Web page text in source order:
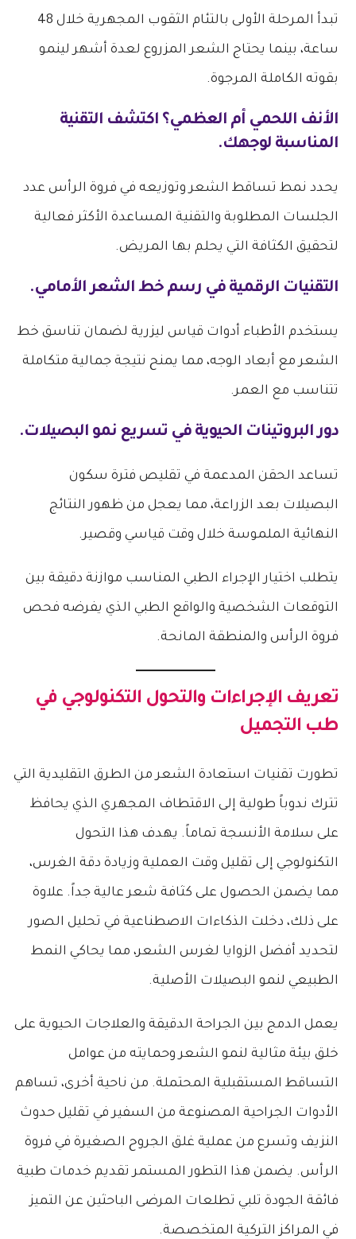
تبدأ المرحلة الأولى بالتئام الثقوب المجهرية خلال 48
ساعة، بينما يحتاج الشعر المزروع لعدة أشهر لينمو
بقوته الكاملة المرجوة.
الأنف اللحمي أم العظمي؟ اكتشف التقنية
المناسبة لوجهك.
يحدد نمط تساقط الشعر وتوزيعه في فروة الرأس عدد
الجلسات المطلوبة والتقنية المساعدة الأكثر فعالية
لتحقيق الكثافة التي يحلم بها المريض.
التقنيات الرقمية في رسم خط الشعر الأمامي.
يستخدم الأطباء أدوات قياس ليزرية لضمان تناسق خط
الشعر مع أبعاد الوجه، مما يمنح نتيجة جمالية متكاملة
تتناسب مع العمر.
دور البروتينات الحيوية في تسريع نمو البصيلات.
تساعد الحقن المدعمة في تقليص فترة سكون
البصيلات بعد الزراعة، مما يعجل من ظهور النتائج
النهائية الملموسة خلال وقت قياسي وقصير.
يتطلب اختيار الإجراء الطبي المناسب موازنة دقيقة بين
التوقعات الشخصية والواقع الطبي الذي يفرضه فحص
فروة الرأس والمنطقة المانحة.
تعريف الإجراءات والتحول التكنولوجي في
طب التجميل
تطورت تقنيات استعادة الشعر من الطرق التقليدية التي
تترك ندوباً طولية إلى الاقتطاف المجهري الذي يحافظ
على سلامة الأنسجة تماماً. يهدف هذا التحول
التكنولوجي إلى تقليل وقت العملية وزيادة دقة الغرس،
مما يضمن الحصول على كثافة شعر عالية جداً. علاوة
على ذلك، دخلت الذكاءات الاصطناعية في تحليل الصور
لتحديد أفضل الزوايا لغرس الشعر، مما يحاكي النمط
الطبيعي لنمو البصيلات الأصلية.
يعمل الدمج بين الجراحة الدقيقة والعلاجات الحيوية على
خلق بيئة مثالية لنمو الشعر وحمايته من عوامل
التساقط المستقبلية المحتملة. من ناحية أخرى، تساهم
الأدوات الجراحية المصنوعة من السفير في تقليل حدوث
النزيف وتسرع من عملية غلق الجروح الصغيرة في فروة
الرأس. يضمن هذا التطور المستمر تقديم خدمات طبية
فائقة الجودة تلبي تطلعات المرضى الباحثين عن التميز
في المراكز التركية المتخصصة.